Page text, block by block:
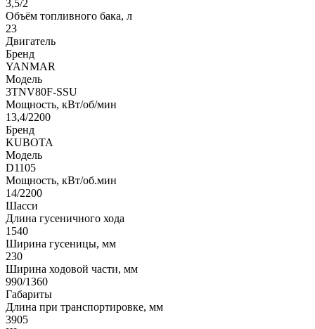
3,5/2
Объём топливного бака, л
23
Двигатель
Бренд
YANMAR
Модель
3TNV80F-SSU
Мощность, кВт/об/мин
13,4/2200
Бренд
KUBOTA
Модель
D1105
Мощность, кВт/об.мин
14/2200
Шасси
Длина гусеничного хода
1540
Ширина гусеницы, мм
230
Ширина ходовой части, мм
990/1360
Габариты
Длина при транспортировке, мм
3905